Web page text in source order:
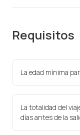
Requisitos
La edad mínima
La totalidad del
días antes de la